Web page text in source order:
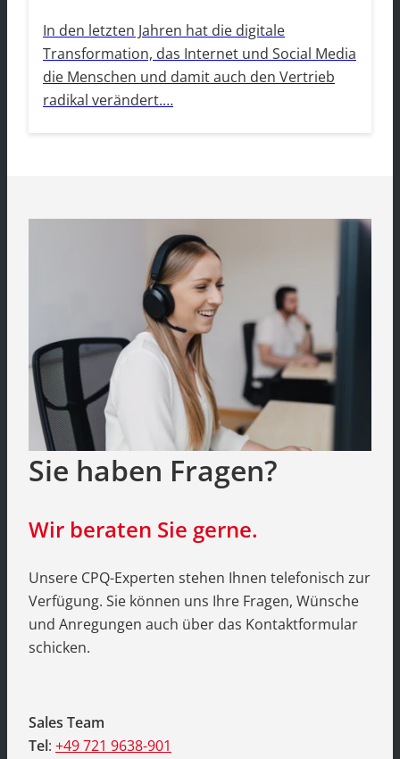
In den letzten Jahren hat die digitale
Transformation, das Internet und Social Media
die Menschen und damit auch den Vertrieb
radikal verändert.…
Sie haben Fragen?
Wir beraten Sie gerne.
Unsere CPQ-Experten stehen Ihnen telefonisch zur
Verfügung. Sie können uns Ihre Fragen, Wünsche
und Anregungen auch über das Kontaktformular
schicken.
Sales Team
Tel: +49 721 9638-901